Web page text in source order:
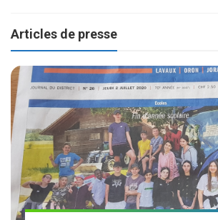
Articles de presse